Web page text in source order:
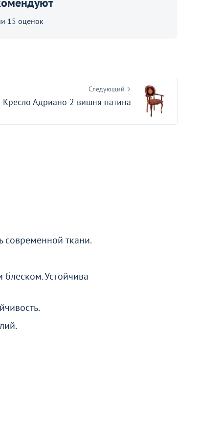
15 оценок
Следующий
Кресло Адриано 2 вишня патина
современной ткани.
Устойчива
Оптовая цена